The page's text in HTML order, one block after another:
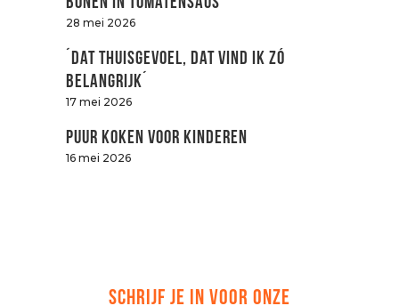
28 mei 2026
´Dat thuisgevoel, dat vind ik zó
belangrijk´
17 mei 2026
Puur koken voor kinderen
16 mei 2026
SCHRIJF JE IN VOOR ONZE